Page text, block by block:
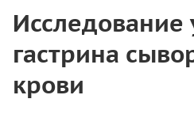
Исследование
гастрина
крови